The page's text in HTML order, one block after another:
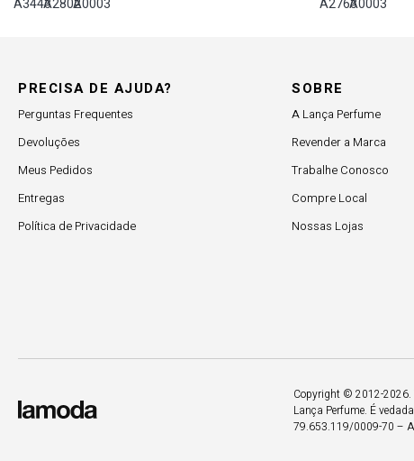
PRECISA DE AJUDA?
Perguntas Frequentes
Devoluções
Meus Pedidos
Entregas
Política de Privacidade
SOBRE
A Lança Perfume
Revender a Marca
Trabalhe Conosco
Compre Local
Nossas Lojas
Copyright © 2012-2026.
Lança Perfume. É
79.653.119/0009-70 –